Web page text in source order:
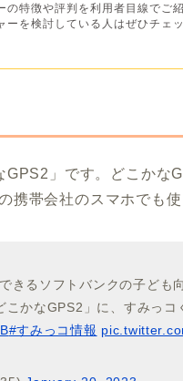
の特徴や評判を利用者目線でご
ーを検討している人はぜひチェ
」です。どこかな
携帯会社のスマホでも使
きるソフトバンクの子ども
かなGPS2」に、すみっコ
#すみっコ情報